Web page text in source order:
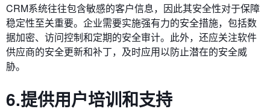
CRM系统往往包含敏感的客户信息，因此其安全性对于保障
稳定性至关重要。企业需要实施强有力的安全措施，包括数
据加密、访问控制和定期的安全审计。此外，还应关注软件
供应商的安全更新和补丁，及时应用以防止潜在的安全威
胁。
6.提供用户培训和支持